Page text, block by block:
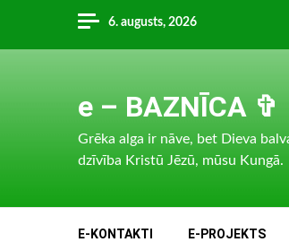
content
6. augusts, 2026
e – BAZNĪCA ✞
Grēka alga ir nāve, bet Dieva
dzīvība Kristū Jēzū, mūsu Kungā.
E-KONTAKTI E-PROJEKTS